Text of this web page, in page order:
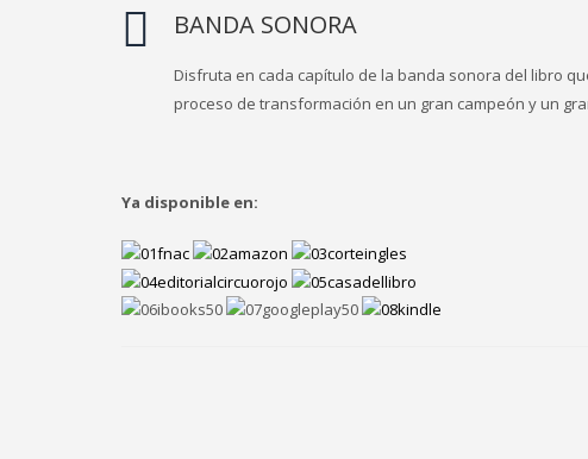
BANDA SONORA
Disfruta en cada capítulo de la banda sonora del libro
proceso de transformación en un gran campeón y un
Ya disponible en: